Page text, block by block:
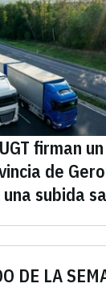
DE LA
firman
de
subida